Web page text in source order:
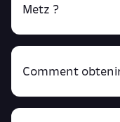
Metz ?
Comment